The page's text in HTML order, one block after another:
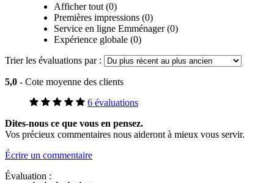
Afficher tout (0)
Premières impressions (0)
Service en ligne Emménager (0)
Expérience globale (0)
Trier les évaluations par :
5,0 - Cote moyenne des clients
6 évaluations
Dites-nous ce que vous en pensez.
Vos précieux commentaires nous aideront à mieux vous servir.
Écrire un commentaire
Évaluation :